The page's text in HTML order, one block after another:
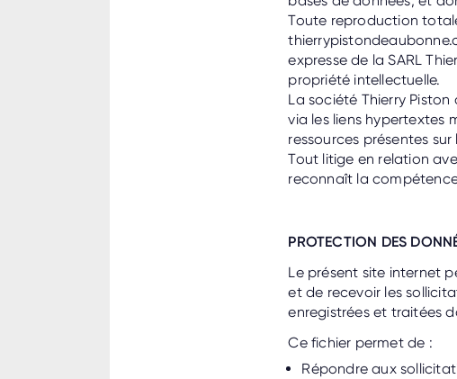
Toute reproduction
expresse de la SARL
propriété intellectuelle.
La société Thierry Piston
via les liens hypertextes
ressources présentes sur
Tout litige en relation
reconnaît la
PROTECTION DES
Le présent site internet
et de recevoir les
enregistrées et traitées
Ce fichier permet de :
Répondre aux